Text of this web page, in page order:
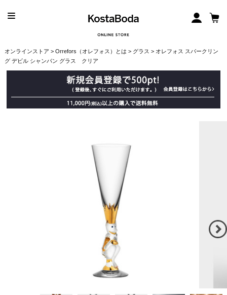
オンラインストア > Orrefors（オレフォス）とは > グラス > オレフォス スパークリン
グ デビル シャンパン グラス クリア